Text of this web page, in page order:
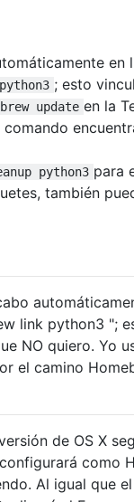
en
; esto
brew update en la
comando
python3 para
también
link python3 ";
NO quiero. Yo
el camino
de OS X
como
Al igual que